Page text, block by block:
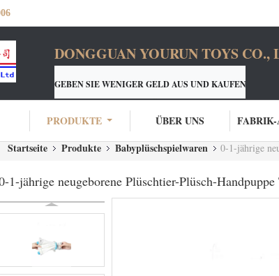
DONGGUAN YOURUN TOYS CO.,
GEBEN SIE WENIGER GELD AUS UND KAUFEN SIE
YOURUN-CUSTON
PRODUKTE ÜBER UNS
Startseite
Produkte Babyplüschspielwaren 0-1-jährige
1-jährige neugeborene Plüschtier-Plüsch-